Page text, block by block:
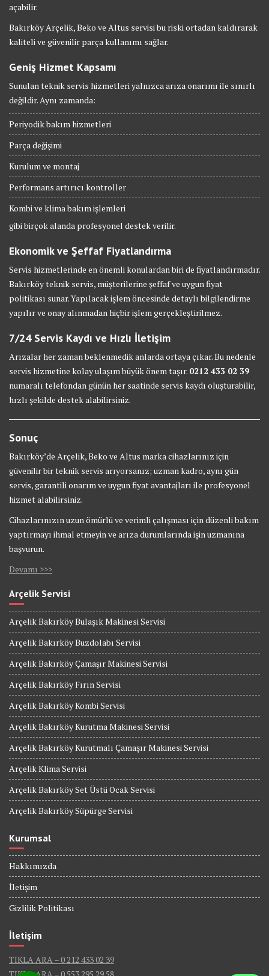
açabilir.
Bakırköy Arçelik, Beko ve Altus servisi bu riski ortadan kaldırarak
kaliteli ve güvenilir parça kullanımı sağlar.
Geniş Hizmet Kapsamı
Sunulan teknik servis hizmetleri yalnızca arıza onarımı ile sınırlı
değildir. Aynı zamanda:
Periyodik bakım hizmetleri
Parça değişimi
Kurulum ve montaj
Performans artırıcı kontroller
Kombi ve klima bakım işlemleri
gibi birçok alanda profesyonel destek verilir.
Ekonomik ve Şeffaf Fiyatlandırma
Servis hizmetlerinde en önemli konulardan biri de fiyatlandırmadır.
Bakırköy teknik servis, müşterilerine şeffaf ve uygun fiyat
politikası sunar. Yapılacak işlem öncesinde detaylı bilgilendirme
yapılır ve onay alınmadan hiçbir işlem gerçekleştirilmez.
7/24 Servis Kaydı ve Hızlı İletişim
Arızalar her zaman beklenmedik anlarda ortaya çıkar. Bu nedenle
servis hizmetine kolay ulaşım büyük önem taşır. 0212 433 02 39
numaralı telefondan günün her saatinde servis kaydı oluşturabilir,
hızlı şekilde destek alabilirsiniz.
Sonuç
Bakırköy’de Arçelik, Beko ve Altus marka cihazlarınız için
güvenilir bir teknik servis arıyorsanız; uzman kadro, aynı gün
servis, garantili onarım ve uygun fiyat avantajları ile profesyonel
hizmet alabilirsiniz.
Cihazlarınızın uzun ömürlü ve verimli çalışması için düzenli bakım
yaptırmayı ihmal etmeyin ve arıza durumlarında işin uzmanına
başvurun.
Devamı >>>
Arçelik Servisi
Arçelik Bakırköy Bulaşık Makinesi Servisi
Arçelik Bakırköy Buzdolabı Servisi
Arçelik Bakırköy Çamaşır Makinesi Servisi
Arçelik Bakırköy Fırın Servisi
Arçelik Bakırköy Kombi Servisi
Arçelik Bakırköy Kurutma Makinesi Servisi
Arçelik Bakırköy Kurutmalı Çamaşır Makinesi Servisi
Arçelik Klima Servisi
Arçelik Bakırköy Set Üstü Ocak Servisi
Arçelik Bakırköy Süpürge Servisi
Kurumsal
Hakkımızda
İletişim
Gizlilik Politikası
İletişim
TIKLA ARA – 0 212 433 02 39